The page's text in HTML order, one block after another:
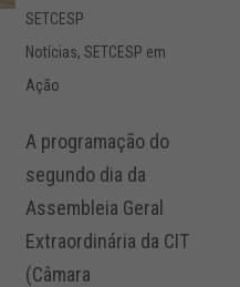
SETCESP
Notícias, SETCESP em
Ação
A programação do
segundo dia da
Assembleia Geral
Extraordinária da CIT
(Câmara